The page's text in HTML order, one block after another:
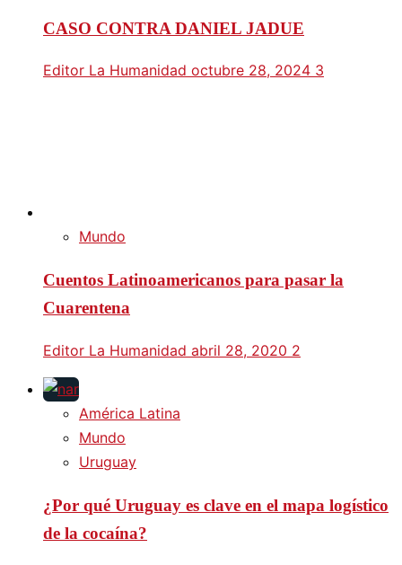
CASO CONTRA DANIEL JADUE
Editor La Humanidad octubre 28, 2024 3
Mundo
Cuentos Latinoamericanos para pasar la
Cuarentena
Editor La Humanidad abril 28, 2020 2
América Latina
Mundo
Uruguay
¿Por qué Uruguay es clave en el mapa logístico
de la cocaína?